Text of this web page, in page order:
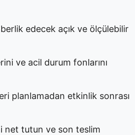
edecek açık ve ölçülebilir
ve acil durum fonlarını
planlamadan etkinlik sonrası
net tutun ve son teslim